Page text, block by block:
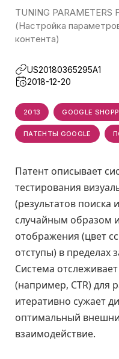
TUNING PARAMETERS
(Настройка
контента)
US20180365295A1
2018-12-20
2013 GOOGLE
ПАТЕНТЫ GOOGLE
Патент описывает
тестирования
(результатов
случайным образом
отображения (цвет
отступы) в пределах
Система
(например, CTR) для
итеративно сужает
оптимальный
взаимодействие.